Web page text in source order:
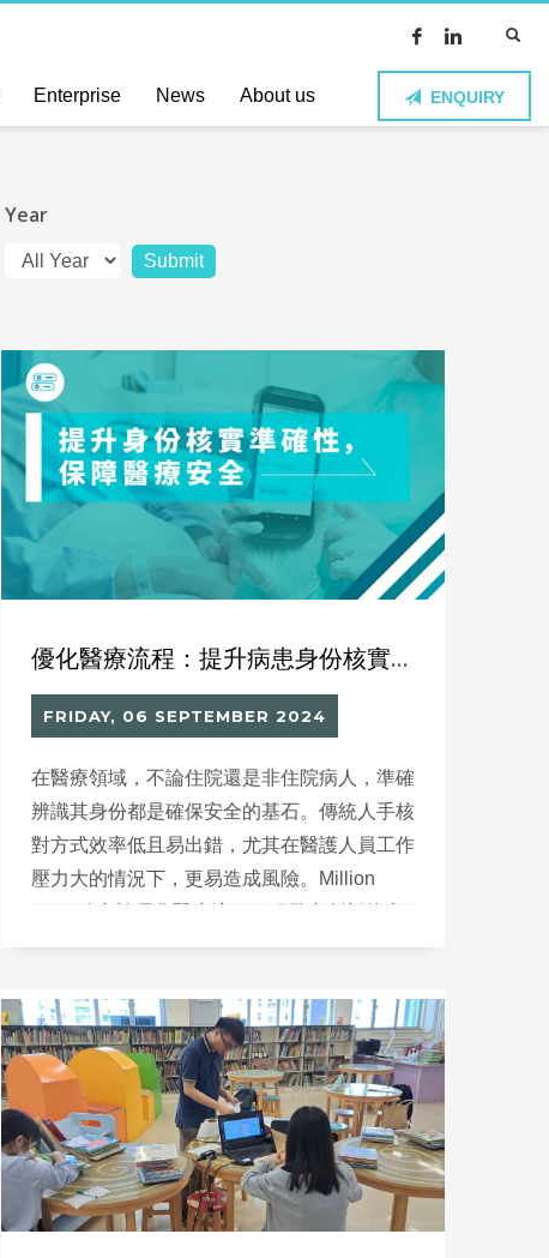
Enterprise News About us ENQUIRY
Year
優化醫療流程：提升病患身份核實準確性，保障醫療安全
FRIDAY, 06 SEPTEMBER 2024
在醫療領域，不論住院還是非住院病人，準確
辨識其身份都是確保安全的基石。傳統人手核
對方式效率低且易出錯，尤其在醫護人員工作
壓力大的情況下，更易造成風險。Million
人身份驗證系統 (PIVS)，務求將錯誤機會減